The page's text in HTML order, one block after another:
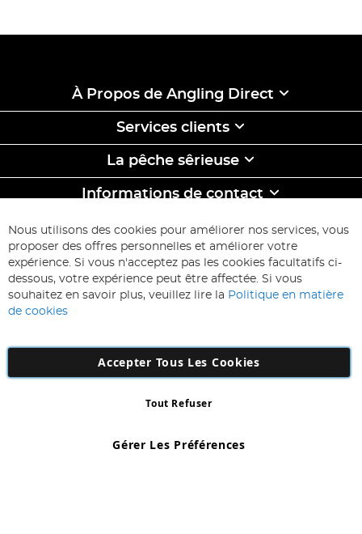
À Propos de Angling Direct
Services clients
La pêche sêrieuse
Informations de contact
ABONNEZ-VOUS & ECONOMISEZ
Inscription
à
d’information
:
Inscription
Number: 863029607
Nous utilisons des cookies pour améliorer nos services, vous
proposer des offres personnelles et améliorer votre
expérience. Si vous n'acceptez pas les cookies facultatifs ci-
dessous, votre expérience peut être affectée. Si vous
souhaitez en savoir plus, veuillez lire la Politique en matière
de cookies
Accepter Tous Les Cookies
Gérer Les Préférences
Tout Refuser